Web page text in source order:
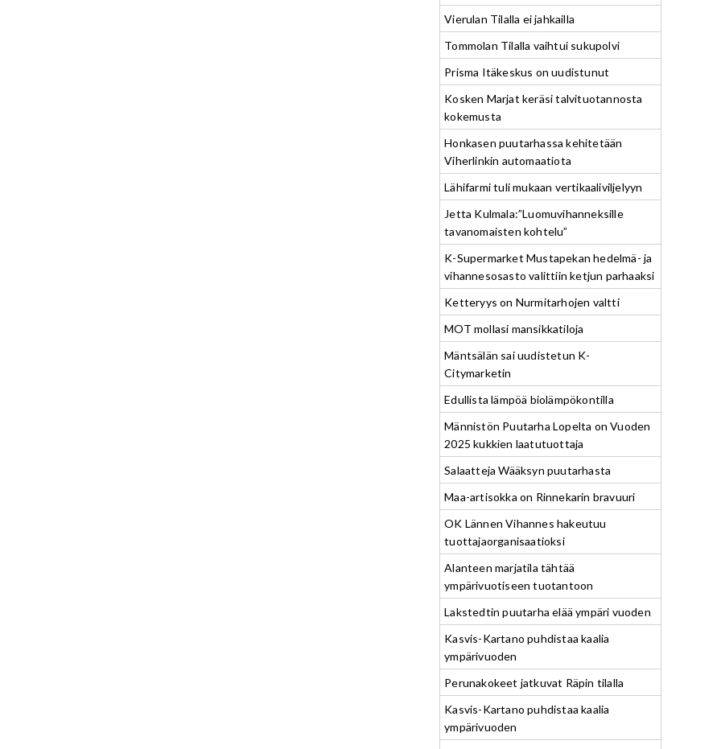
Vierulan Tilalla ei jahkailla
Tommolan Tilalla vaihtui sukupolvi
Prisma Itäkeskus on uudistunut
Kosken Marjat keräsi talvituotannosta
kokemusta
Honkasen puutarhassa kehitetään
Viherlinkin automaatiota
Lähifarmi tuli mukaan vertikaaliviljelyyn
Jetta Kulmala:”Luomuvihanneksille
tavanomaisten kohtelu”
K-Supermarket Mustapekan hedelmä- ja
vihannesosasto valittiin ketjun parhaaksi
Ketteryys on Nurmitarhojen valtti
MOT mollasi mansikkatiloja
Mäntsälän sai uudistetun K-
Citymarketin
Edullista lämpöä biolämpökontilla
Männistön Puutarha Lopelta on Vuoden
2025 kukkien laatutuottaja
Salaatteja Wääksyn puutarhasta
Maa-artisokka on Rinnekarin bravuuri
OK Lännen Vihannes hakeutuu
tuottajaorganisaatioksi
Alanteen marjatila tähtää
ympärivuotiseen tuotantoon
Lakstedtin puutarha elää ympäri vuoden
Kasvis-Kartano puhdistaa kaalia
ympärivuoden
Perunakokeet jatkuvat Räpin tilalla
Kasvis-Kartano puhdistaa kaalia
ympärivuoden